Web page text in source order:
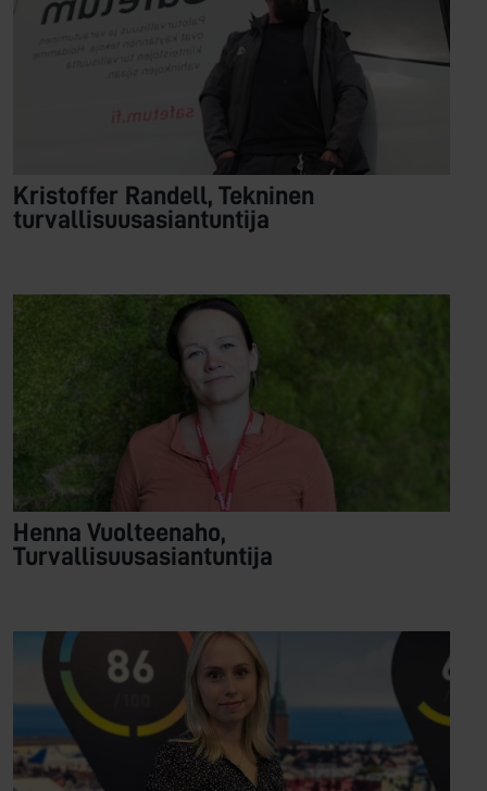
Kristoffer Randell, Tekninen
turvallisuusasiantuntija
Henna Vuolteenaho,
Turvallisuusasiantuntija